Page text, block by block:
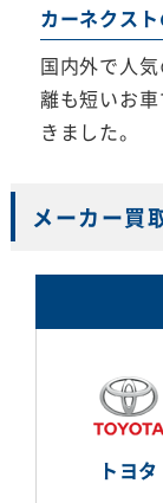
カーネクス
国内外で人
離も短いお
きました。
メーカー買
トヨタ